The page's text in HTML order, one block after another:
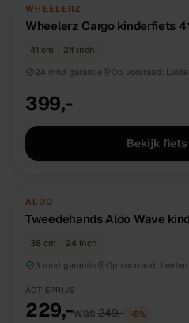
NIEUW
WHEELERZ
Wheelerz Cargo kinderfiets
41 cm
24 inch
24 mnd garantie
Op voorraad:
399,-
Bekijk fiets
TWEEDEHANDS
ALDO
Tweedehands Aldo Wave
38 cm
24 inch
3 mnd garantie
Op voorraad: Leiden
ACTIEPRIJS
229,-was 249,- −8%